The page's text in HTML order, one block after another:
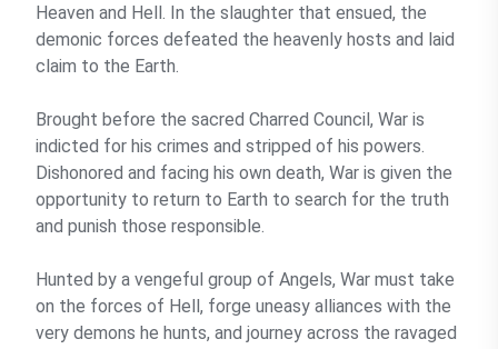
Heaven and Hell. In the slaughter that ensued, the
demonic forces defeated the heavenly hosts and laid
claim to the Earth.
Brought before the sacred Charred Council, War is
indicted for his crimes and stripped of his powers.
Dishonored and facing his own death, War is given the
opportunity to return to Earth to search for the truth
and punish those responsible.
Hunted by a vengeful group of Angels, War must take
on the forces of Hell, forge uneasy alliances with the
very demons he hunts, and journey across the ravaged